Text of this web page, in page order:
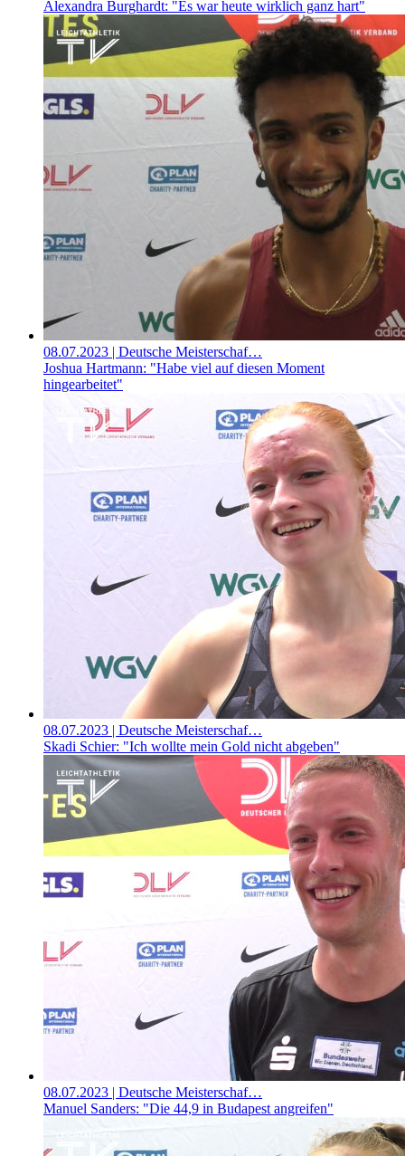
Alexandra Burghardt: "Es war heute wirklich ganz hart"
08.07.2023 | Deutsche Meisterschaf…
Joshua Hartmann: "Habe viel auf diesen Moment
hingearbeitet"
08.07.2023 | Deutsche Meisterschaf…
Skadi Schier: "Ich wollte mein Gold nicht abgeben"
08.07.2023 | Deutsche Meisterschaf…
Manuel Sanders: "Die 44,9 in Budapest angreifen"